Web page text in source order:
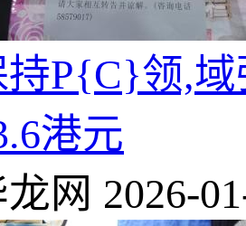
P{C}领,
港元
网 2026-